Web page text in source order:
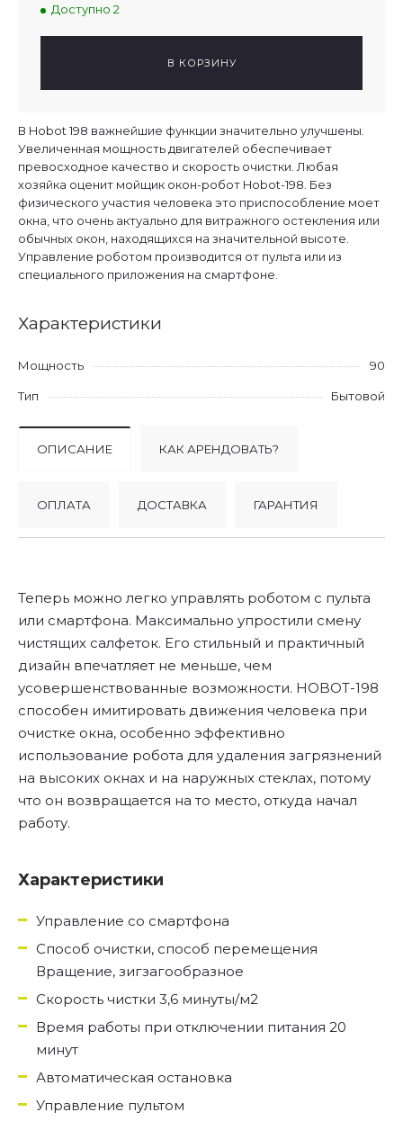
В Hobot 198 важнейшие функции значительно улучшены.
Увеличенная мощность двигателей обеспечивает
превосходное качество и скорость очистки. Любая
хозяйка оценит мойщик окон-робот Hobot-198. Без
физического участия человека это приспособление моет
окна, что очень актуально для витражного остекления или
обычных окон, находящихся на значительной высоте.
Управление роботом производится от пульта или из
специального приложения на смартфоне.
Характеристики
Мощность 90
Тип Бытовой
Доступно 2
В КОРЗИНУ
ОПИСАНИЕ КАК АРЕНДОВАТЬ?
ОПЛАТА ДОСТАВКА ГАРАНТИЯ
Теперь можно легко управлять роботом с пульта
или смартфона. Максимально упростили смену
чистящих салфеток. Его стильный и практичный
дизайн впечатляет не меньше, чем
усовершенствованные возможности. HOBOT-198
способен имитировать движения человека при
очистке окна, особенно эффективно
использование робота для удаления загрязнений
на высоких окнах и на наружных стеклах, потому
что он возвращается на то место, откуда начал
работу.
Характеристики
Управление со смартфона
Способ очистки, способ перемещения
Вращение, зигзагообразное
Скорость чистки 3,6 минуты/м2
Время работы при отключении питания 20
минут
Автоматическая остановка
Управление пультом